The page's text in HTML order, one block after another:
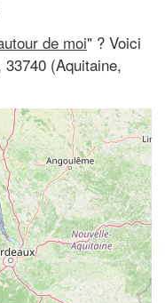
de moi" ? Voici
(Aquitaine,